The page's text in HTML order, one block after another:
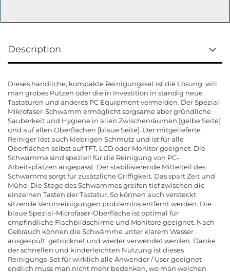
Description
Dieses handliche, kompakte Reinigungsset ist die Lösung, will
man grobes Putzen oder die in Investition in ständig neue
Tastaturen und anderes PC Equipment vermeiden. Der Spezial-
Mikrofaser-Schwamm ermöglicht sorgsame aber gründliche
Sauberkeit und Hygiene in allen Zwischenräumen [gelbe Seite]
und auf allen Oberflächen [blaue Seite]. Der mitgelieferte
Reiniger löst auch klebrigen Schmutz und ist für alle
Oberflächen selbst auf TFT, LCD oder Monitor geeignet. Die
Schwämme sind speziell für die Reinigung von PC-
Arbeitsplätzen angepasst. Der stabilisierende Mittelteil des
Schwamms sorgt für zusätzliche Griffigkeit. Das spart Zeit und
Mühe. Die Stege des Schwammes greifen tief zwischen die
einzelnen Tasten der Tastatur. So können auch versteckt
sitzende Verunreinigungen problemlos entfernt werden. Die
blaue Spezial-Microfaser-Oberfläche ist optimal für
empfindliche Flachbildschirme und Monitore geeignet. Nach
Gebrauch können die Schwämme unter klarem Wasser
ausgespült, getrocknet und wieder verwendet werden. Danke
der schnellen und kinderleichten Nutzung ist dieses
Reinigungs-Set für wirklich alle Anwender / User geeignet -
endlich muss man nicht mehr bedenken, wo man welchen